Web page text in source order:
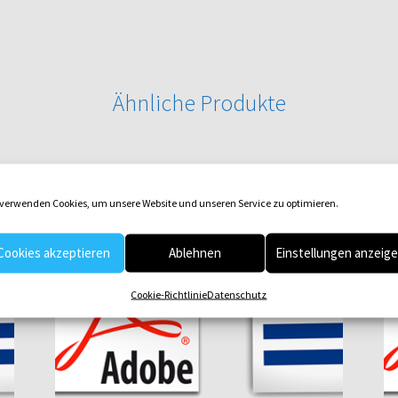
Cookies, um unsere Website und unseren Service zu optimieren.
akzeptieren Ablehnen Einstellungen
Cookie-RichtlinieDatenschutz
Ähnliche Produkte